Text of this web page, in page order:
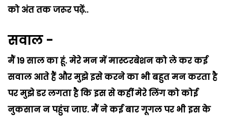
को अंत तक जरूर पढ़ें..
सवाल -
मैं 19 साल का हूं. मेरे मन में मास्टरबेशन को ले कर कई
सवाल आते हैं और मुझे इसे करने का भी बहुत मन करता है
पर मुझे डर लगता है कि इस से कहीं मेरे लिंग को कोई
नुकसान न पहुंच जाए. मैं ने कई बार गूगल पर भी इस के